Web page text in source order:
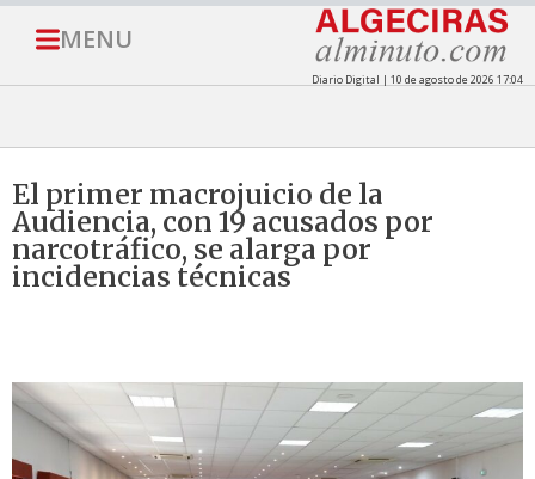
MENU
Diario Digital | 10 de agosto de 2026 17:04
El primer macrojuicio de la
Audiencia, con 19 acusados por
narcotráfico, se alarga por
incidencias técnicas